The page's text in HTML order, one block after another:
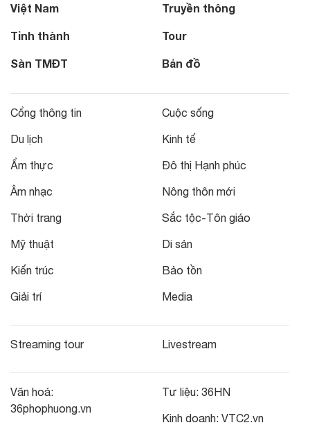
Việt Nam
Tỉnh thành
Sàn TMĐT
Truyền thông
Tour
Bản đồ
Cổng thông tin
Du lịch
Ẩm thực
Âm nhạc
Thời trang
Mỹ thuật
Kiến trúc
Giải trí
Cuộc sống
Kinh tế
Đô thị Hạnh phúc
Nông thôn mới
Sắc tộc-Tôn giáo
Di sản
Bảo tồn
Media
Streaming tour Livestream
Văn hoá:
36phophuong.vn
Tư liệu: 36HN
Kinh doanh: VTC2.vn